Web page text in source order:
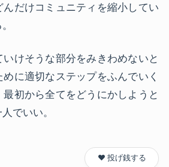
だけコミュニティを縮小してい
けそうな部分をみきわめないと
に適切なステップをふんでいく
初から全てをどうにかしようと
でいい。
❤️ 投げ銭する